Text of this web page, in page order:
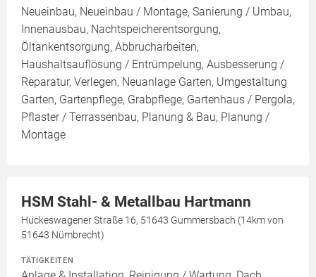
Neueinbau, Neueinbau / Montage, Sanierung / Umbau,
Innenausbau, Nachtspeicherentsorgung,
Öltankentsorgung, Abbrucharbeiten,
Haushaltsauflösung / Entrümpelung, Ausbesserung /
Reparatur, Verlegen, Neuanlage Garten, Umgestaltung
Garten, Gartenpflege, Grabpflege, Gartenhaus / Pergola,
Pflaster / Terrassenbau, Planung & Bau, Planung /
Montage
HSM Stahl- & Metallbau Hartmann
Hückeswagener Straße 16, 51643 Gummersbach (14km von
51643 Nümbrecht)
TÄTIGKEITEN